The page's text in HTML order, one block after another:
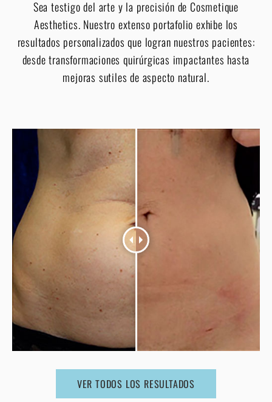
Sea testigo del arte y la precisión de Cosmetique
Aesthetics. Nuestro extenso portafolio exhibe los
resultados personalizados que logran nuestros pacientes:
desde transformaciones quirúrgicas impactantes hasta
mejoras sutiles de aspecto natural.
VER TODOS LOS RESULTADOS